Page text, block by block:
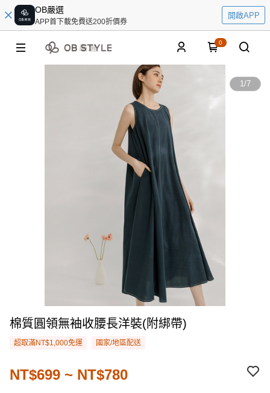
OB嚴選
APP首下載免費送200折價券
開啟APP
0
1/7
棉質圓領無袖收腰長洋裝(附綁帶)
超取滿NT$1,000免運 國家/地區配送
NT$699 ~ NT$780